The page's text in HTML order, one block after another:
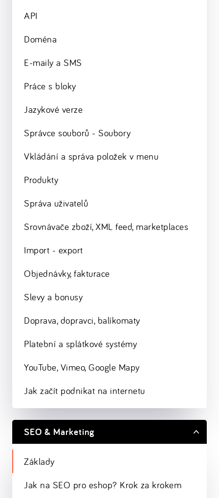
API
Doména
E-maily a SMS
Práce s bloky
Jazykové verze
Správce souborů - Soubory
Vkládání a správa položek v menu
Produkty
Správa uživatelů
Srovnávače zboží, XML feed, marketplaces
Import - export
Objednávky, fakturace
Slevy a bonusy
Doprava, dopravci, balíkomaty
Platební a splátkové systémy
YouTube, Vimeo, Google Mapy
Jak začít podnikat na internetu
SEO & Marketing
Základy
Jak na SEO pro eshop? Krok za krokem